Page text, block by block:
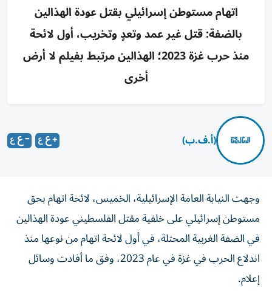
اتهام مستوطن إسرائيلي بقتل عودة الهذالين
بالضفة: قتل غير عمد وتعدٍ وتخريب، أول لائحة
منذ حرب غزة 2023؛ الهذالين مرتبط بفيلم لا أرض
أخرى
(أ.ف.ب)
وجهت النيابة العامة الإسرائيلية، الخميس، لائحة اتهام بحق
مستوطن إسرائيلي على خلفية مقتل الفلسطيني عودة الهذالين
في الضفة الغربية المحتلة، في أول لائحة اتهام من نوعها منذ
اندلاع الحرب في غزة في عام 2023، وفق ما أفادت وسائل
إعلام.